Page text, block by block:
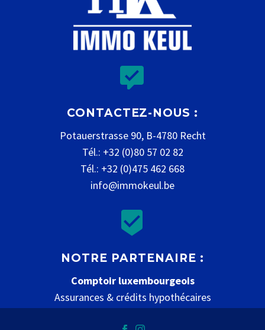


CONTACTEZ-NOUS :
Potauerstrasse 90, B-4780 Recht
Tél.: +32 (0)80 57 02 82
Tél.: +32 (0)475 462 668
info@immokeul.be


NOTRE PARTENAIRE :
Comptoir luxembourgeois
Assurances & crédits hypothécaires